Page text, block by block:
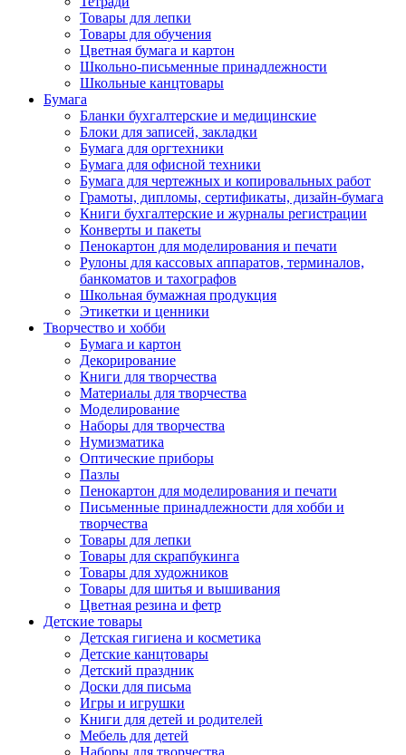
Товары для лепки
Товары для обучения
Цветная бумага и картон
Школьно-письменные принадлежности
Школьные канцтовары
Бумага
Бланки бухгалтерские и медицинские
Блоки для записей, закладки
Бумага для оргтехники
Бумага для офисной техники
Бумага для чертежных и копировальных работ
Грамоты, дипломы, сертификаты, дизайн-бумага
Книги бухгалтерские и журналы регистрации
Конверты и пакеты
Пенокартон для моделирования и печати
Рулоны для кассовых аппаратов, терминалов,
банкоматов и тахографов
Школьная бумажная продукция
Этикетки и ценники
Творчество и хобби
Бумага и картон
Декорирование
Книги для творчества
Материалы для творчества
Моделирование
Наборы для творчества
Нумизматика
Оптические приборы
Пазлы
Пенокартон для моделирования и печати
Письменные принадлежности для хобби и
творчества
Товары для лепки
Товары для скрапбукинга
Товары для художников
Товары для шитья и вышивания
Цветная резина и фетр
Детские товары
Детская гигиена и косметика
Детские канцтовары
Детский праздник
Доски для письма
Игры и игрушки
Книги для детей и родителей
Мебель для детей
Наборы для творчества